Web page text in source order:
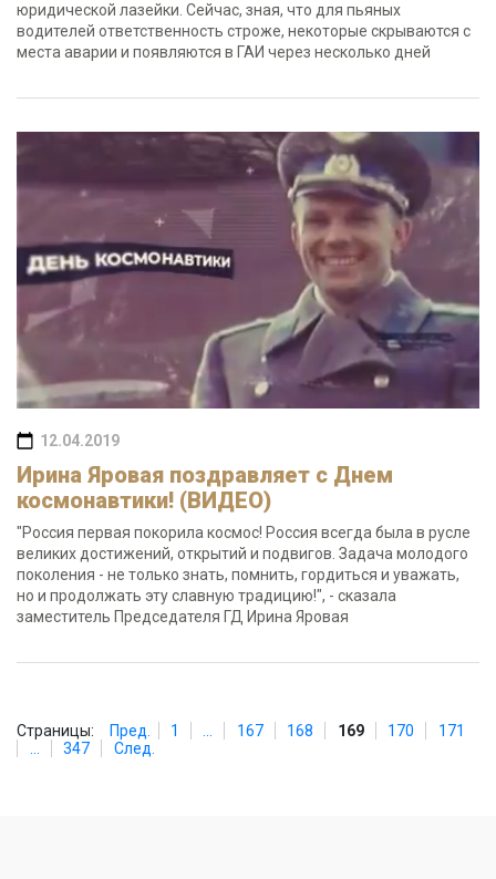
юридической лазейки. Сейчас, зная, что для пьяных
водителей ответственность строже, некоторые скрываются с
места аварии и появляются в ГАИ через несколько дней
12.04.2019
Ирина Яровая поздравляет с Днем
космонавтики! (ВИДЕО)
"Россия первая покорила космос! Россия всегда была в русле
великих достижений, открытий и подвигов. Задача молодого
поколения - не только знать, помнить, гордиться и уважать,
но и продолжать эту славную традицию!", - сказала
заместитель Председателя ГД Ирина Яровая
Страницы: Пред. 1 167 168 169 170
171
347 След.